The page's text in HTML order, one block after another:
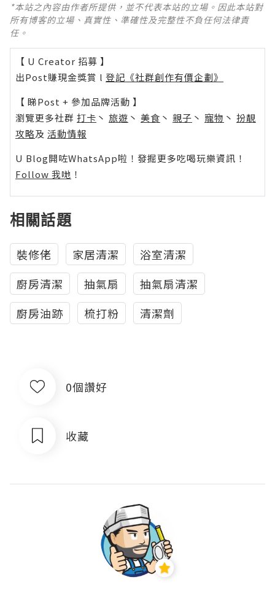
*本站之內容由作者所提供，並不代表本站的立場。因此本站對
所有博客的立場、真實性、準確性及完整性不負任何法律責
任。
【 U Creator 招募 】
出Post賺現金獎賞 l 登記《社群創作有價企劃》
【 睇Post + 參加品牌活動 】
瀏覽更多社群 打卡 丶 旅遊 丶 美食 丶 親子 丶 寵物 丶 扮靚
攻略及 活動情報
U Blog開咗WhatsApp啦！發掘更多吃喝玩樂資訊！
Follow 我哋 ！
相關話題
裝修佬 家居清潔
浴室清潔
廚房清潔
抽氣扇
抽氣扇清潔
廚房油跡
梳打粉 清潔劑
0個讚好
收藏